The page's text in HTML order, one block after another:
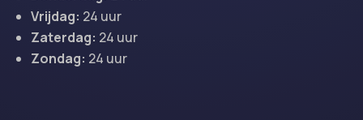
Vrijdag: 24 uur
Zaterdag: 24 uur
Zondag: 24 uur